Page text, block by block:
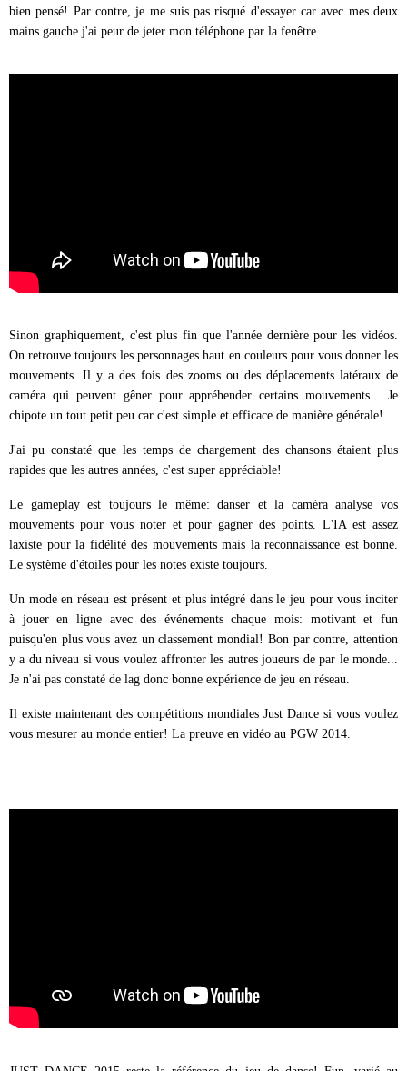
bien pensé! Par contre, je me suis pas risqué d'essayer car avec mes deux
mains gauche j'ai peur de jeter mon téléphone par la fenêtre...
Sinon graphiquement, c'est plus fin que l'année dernière pour les vidéos.
On retrouve toujours les personnages haut en couleurs pour vous donner les
mouvements. Il y a des fois des zooms ou des déplacements latéraux de
caméra qui peuvent gêner pour appréhender certains mouvements... Je
chipote un tout petit peu car c'est simple et efficace de manière générale!
J'ai pu constaté que les temps de chargement des chansons étaient plus
rapides que les autres années, c'est super appréciable!
Le gameplay est toujours le même: danser et la caméra analyse vos
mouvements pour vous noter et pour gagner des points. L'IA est assez
laxiste pour la fidélité des mouvements mais la reconnaissance est bonne.
Le système d'étoiles pour les notes existe toujours.
Un mode en réseau est présent et plus intégré dans le jeu pour vous inciter
à jouer en ligne avec des événements chaque mois: motivant et fun
puisqu'en plus vous avez un classement mondial! Bon par contre, attention
y a du niveau si vous voulez affronter les autres joueurs de par le monde...
Je n'ai pas constaté de lag donc bonne expérience de jeu en réseau.
Il existe maintenant des compétitions mondiales Just Dance si vous voulez
vous mesurer au monde entier! La preuve en vidéo au PGW 2014.